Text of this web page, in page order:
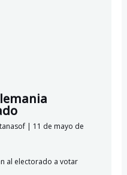
| 11 de mayo de
al electorado a votar